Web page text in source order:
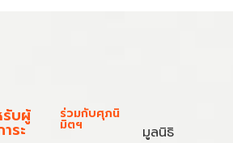
รับผู้
ระ
ร่วมกับศุภนิ
มิตฯ
มูลนิธิ